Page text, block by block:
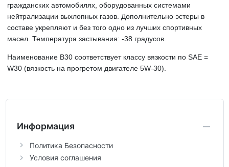
гражданских автомобилях, оборудованных системами
нейтрализации выхлопных газов. Дополнительно эстеры в
составе укрепляют и без того одно из лучших спортивных
масел. Температура застывания: -38 градусов.
Наименование В30 соответствует классу вязкости по SAE =
W30 (вязкость на прогретом двигателе 5W-30).
Информация
Политика Безопасности
Условия соглашения